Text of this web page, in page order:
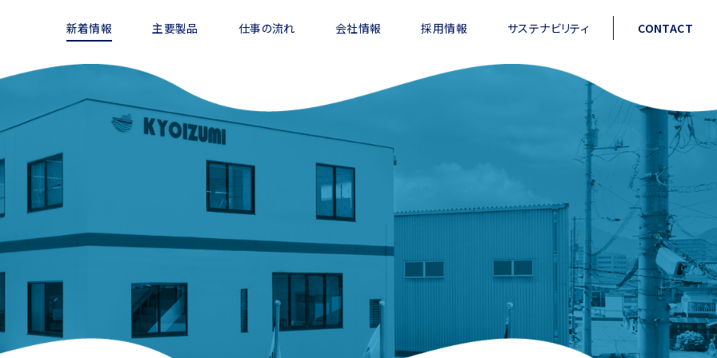
新着情報 主要製品 仕事の流れ 会社情報 採用情報 サステナビリティ CONTACT